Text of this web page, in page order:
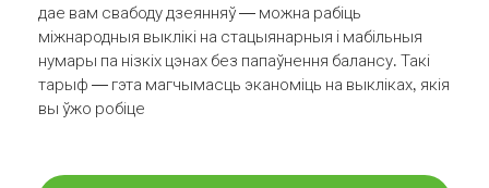
дае вам свабоду дзеянняў — можна рабіць
міжнародныя выклікі на стацыянарныя і мабільныя
нумары па нізкіх цэнах без папаўнення балансу. Такі
тарыф — гэта магчымасць эканоміць на выкліках, якія
вы ўжо робіце